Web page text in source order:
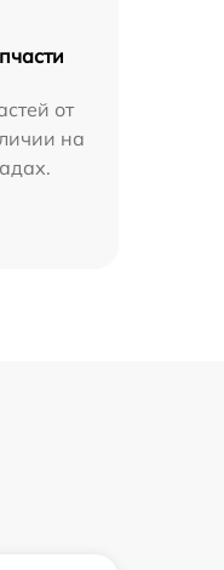
от
на